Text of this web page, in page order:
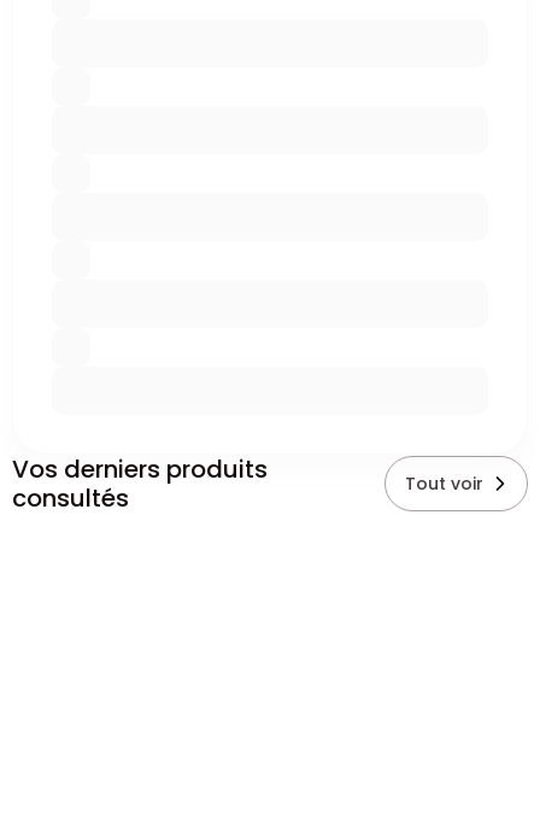
Vos derniers produits
consultés
Tout voir